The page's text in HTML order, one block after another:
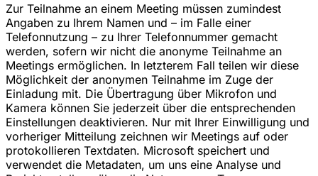
Zur Teilnahme an einem Meeting müssen zumindest
Angaben zu Ihrem Namen und – im Falle einer
Telefonnutzung – zu Ihrer Telefonnummer gemacht
werden, sofern wir nicht die anonyme Teilnahme an
Meetings ermöglichen. In letzterem Fall teilen wir diese
Möglichkeit der anonymen Teilnahme im Zuge der
Einladung mit. Die Übertragung über Mikrofon und
Kamera können Sie jederzeit über die entsprechenden
Einstellungen deaktivieren. Nur mit Ihrer Einwilligung und
vorheriger Mitteilung zeichnen wir Meetings auf oder
protokollieren Textdaten. Microsoft speichert und
verwendet die Metadaten, um uns eine Analyse und